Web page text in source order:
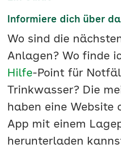
Informiere dich über
Wo sind die
Anlagen? Wo finde
Hilfe-Point für
Trinkwasser? Die
haben eine Website
App mit einem
herunterladen